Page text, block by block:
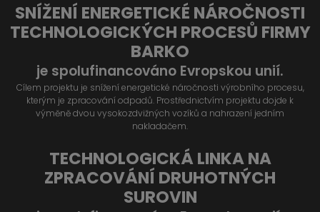
SNÍŽENÍ ENERGETICKÉ NÁROČNOSTI
TECHNOLOGICKÝCH PROCESŮ FIRMY
BARKO
je spolufinancováno Evropskou unií.
Cílem projektu je snížení energetické náročnosti výrobního procesu,
kterým je zpracování odpadů. Prostřednictvím projektu dojde k
výměně dvou vysokozdvižných vozíků a nahrazení jedním
nakladačem.
TECHNOLOGICKÁ LINKA NA
ZPRACOVÁNÍ DRUHOTNÝCH
SUROVIN